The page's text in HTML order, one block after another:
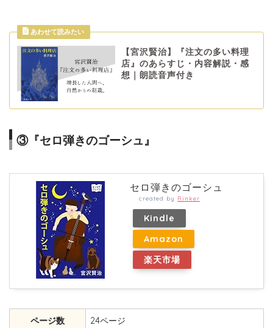
【宮沢賢治】『注文の多い料理
店』のあらすじ・内容解説・感
想｜朗読音声付き
③『セロ弾きのゴーシュ』
セロ弾きのゴーシュ
created by Rinker
Kindle
Amazon
楽天市場
ページ数 24ページ